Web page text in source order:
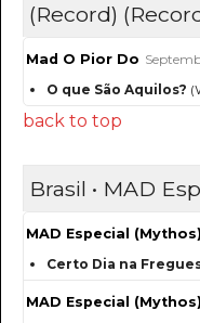
(Record)
Mad O Pior Do
O que São Aquilos?
back to top
Brasil • MAD
MAD Especial
Certo Dia na
MAD Especial